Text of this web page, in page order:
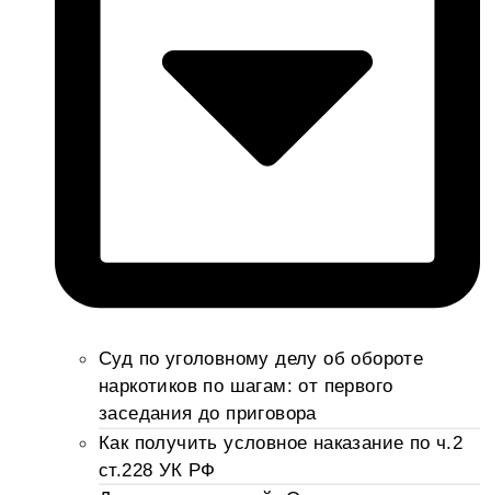
Суд по уголовному делу об обороте
наркотиков по шагам: от первого
заседания до приговора
Как получить условное наказание по ч.2
ст.228 УК РФ